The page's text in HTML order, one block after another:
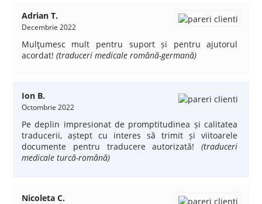
Adrian T.
Decembrie 2022
Mulţumesc mult pentru suport și pentru ajutorul
acordat! (traduceri medicale română-germană)
Ion B.
Octombrie 2022
Pe deplin impresionat de promptitudinea și calitatea
traducerii, aștept cu interes să trimit și viitoarele
documente pentru traducere autorizată!(traduceri
medicale turcă-română)
Nicoleta C.